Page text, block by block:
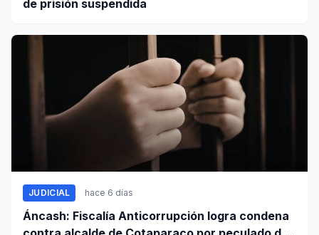
de prisión suspendida
JUDICIAL hace 6 días
Áncash: Fiscalía Anticorrupción logra condena